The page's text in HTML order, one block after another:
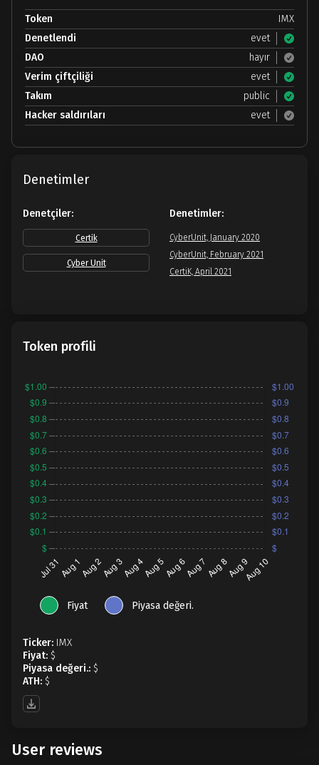
Token
IMX
Denetlendi
evet
DAO
hayır
Verim çiftçiliği
evet
Takım
public
Hacker saldırıları
evet
Denetimler
Denetçiler:
Certik
Cyber Unit
Denetimler:
CyberUnit, January 2020
CyberUnit, February 2021
CertiK, April 2021
Token profili
Fiyat Piyasa değeri.
Ticker: IMX
Fiyat: $
Piyasa değeri.: $
ATH: $
User reviews